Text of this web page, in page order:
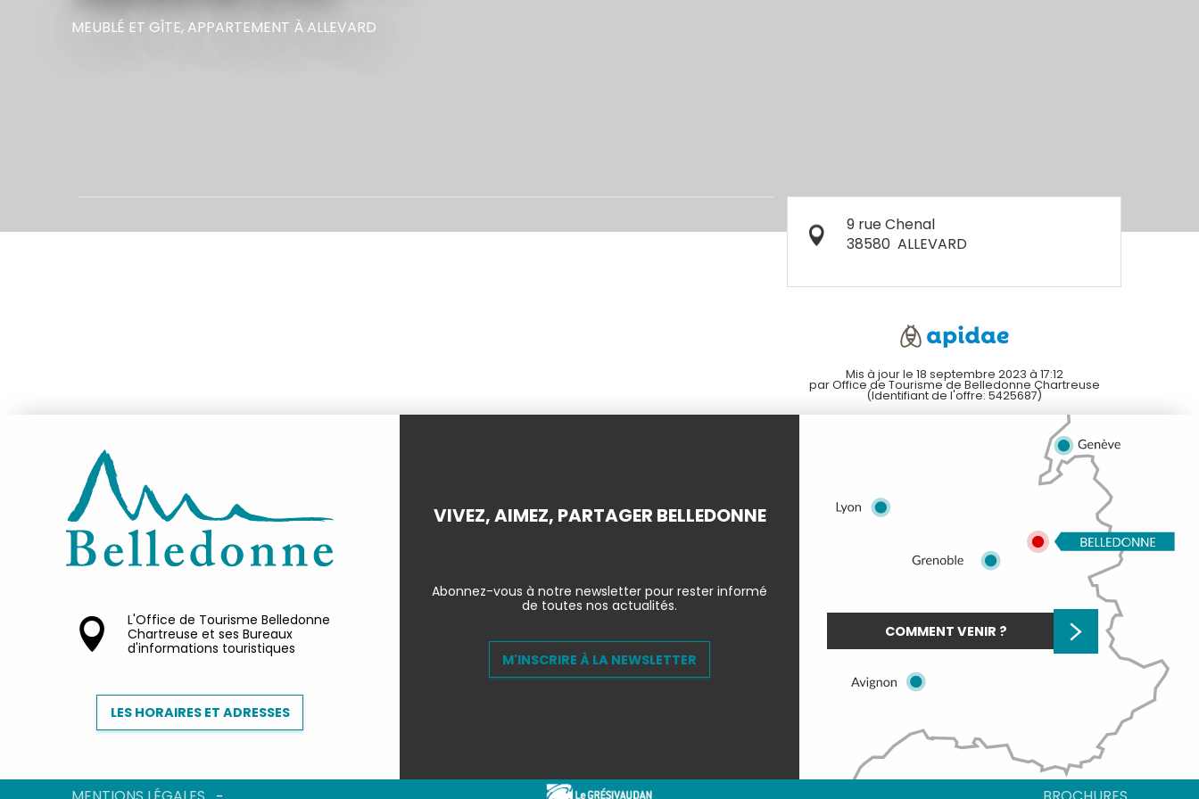
MEUBLÉ ET GÎTE,APPARTEMENT À ALLEVARD
9 rue Chenal
38580 ALLEVARD
Mis à jour le 18 septembre 2023 à 17:12
par Office de Tourisme de Belledonne Chartreuse
(Identifiant de l'offre: 5425687)
L'Office de Tourisme Belledonne
Chartreuse et ses Bureaux
d'informations touristiques
LES HORAIRES ET ADRESSES
VIVEZ, AIMEZ, PARTAGER BELLEDONNE
Abonnez-vous à notre newsletter pour rester informé
de toutes nos actualités.
M'INSCRIRE À LA NEWSLETTER
COMMENT VENIR ?